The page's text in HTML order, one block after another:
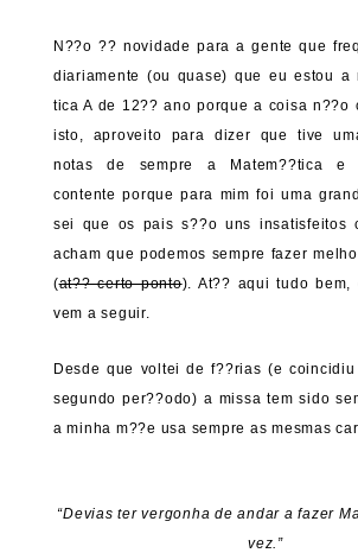
N??o ?? novidade para a gente que
diariamente (ou quase) que eu estou a
tica A de 12?? ano porque a coisa n??o
isto, aproveito para dizer que tive
notas de sempre a Matem??tica e
contente porque para mim foi uma
sei que os pais s??o uns insatisfeitos
acham que podemos sempre fazer
(at?? certo ponto). At?? aqui tudo
vem a seguir.
Desde que voltei de f??rias (e
segundo per??odo) a missa tem sido
a minha m??e usa sempre as mesmas
“Devias ter vergonha de andar a fazer
vez.”